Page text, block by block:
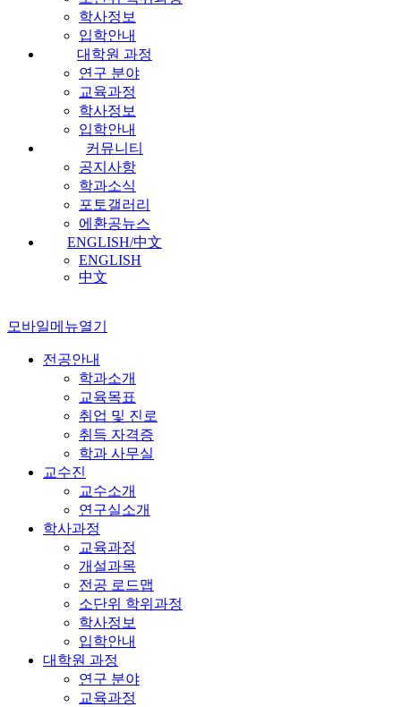
학사정보
입학안내
대학원 과정
연구 분야
교육과정
학사정보
입학안내
커뮤니티
공지사항
학과소식
포토갤러리
에환공뉴스
ENGLISH/中文
ENGLISH
中文
모바일메뉴열기
전공안내
학과소개
교육목표
취업 및 진로
취득 자격증
학과 사무실
교수진
교수소개
연구실소개
학사과정
교육과정
개설과목
전공 로드맵
소단위 학위과정
학사정보
입학안내
대학원 과정
연구 분야
교육과정